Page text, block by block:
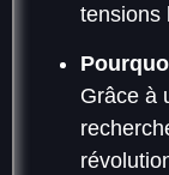
tensions
Grâce à